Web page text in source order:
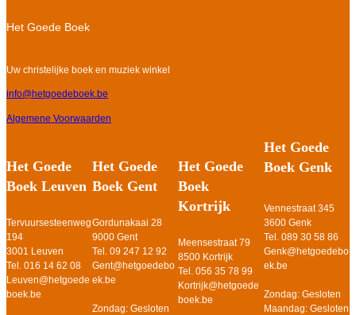
Het Goede Boek
Uw christelijke boek en muziek winkel
info@hetgoedeboek.be
Algemene Voorwaarden
Het Goede
Boek Leuven
Tervuursesteenweg
194
3001 Leuven
Tel. 016 14 62 08
Leuven@hetgoede
boek.be
Het Goede
Boek Gent
Gordunakaai 28
9000 Gent
Tel. 09 247 12 92
Gent@hetgoedebo
ek.be
Zondag: Gesloten
Het Goede
Boek
Kortrijk
Meensestraat 79
8500 Kortrijk
Tel. 056 35 78 99
Kortrijk@hetgoede
boek.be
Het Goede
Boek Genk
Vennestraat 345
3600 Genk
Tel. 089 30 58 86
Genk@hetgoedebo
ek.be
Zondag: Gesloten
Maandag: Gesloten